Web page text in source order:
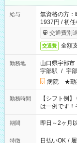
給与
無資格の方：
1937円 / 初
交通費別
交通費 全額
勤務地
山口県宇部市
宇部駅 / 宇
病院 ★勤
勤務時間
【シフト例】
は一例です！
期間 即日～2ヶ月
特徴 日払いOK /